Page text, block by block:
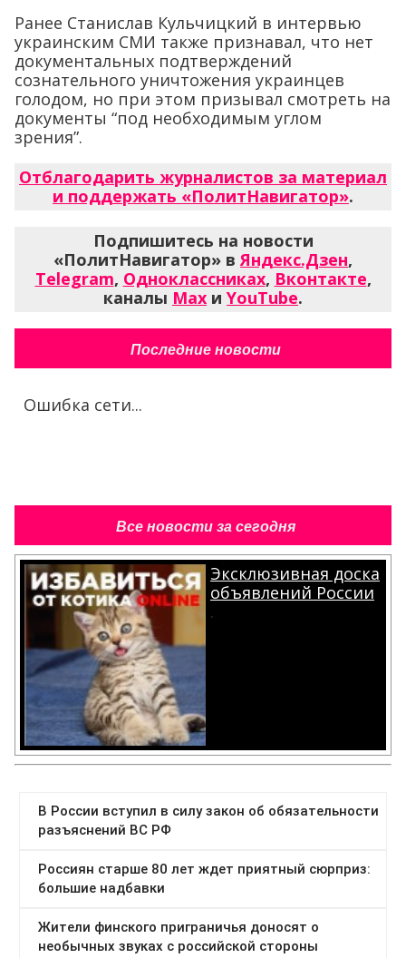
Ранее Станислав Кульчицкий в интервью
украинским СМИ также признавал, что нет
документальных подтверждений
сознательного уничтожения украинцев
голодом, но при этом призывал смотреть на
документы “под необходимым углом
зрения”.
Отблагодарить журналистов за материал
и поддержать «ПолитНавигатор».
Подпишитесь на новости
«ПолитНавигатор» вЯндекс.Дзен,
Telegram, Одноклассниках, Вконтакте,
каналы Max и YouTube.
Последние новости
Ошибка сети...
Все новости за сегодня
Эксклюзивная доска
объявлений России
.